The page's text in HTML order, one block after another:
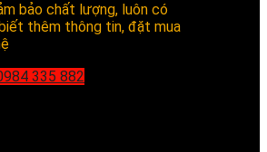
bảo chất lượng, luôn có
thêm thông tin, đặt mua
335 882